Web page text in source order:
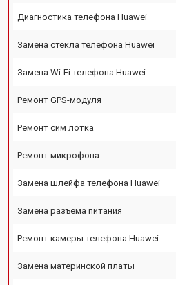
Диагностика телефона Huawei
Замена стекла телефона Huawei
Замена Wi-Fi телефона Huawei
Ремонт GPS-модуля
Ремонт сим лотка
Ремонт микрофона
Замена шлейфа телефона Huawei
Замена разъема питания
Ремонт камеры телефона Huawei
Замена материнской платы